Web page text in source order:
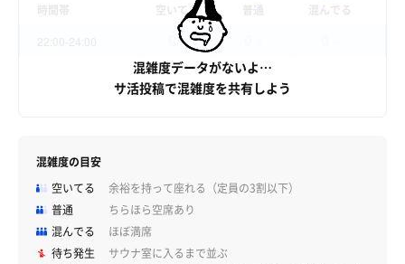
混雑度データがないよ…
サ活投稿で混雑度を共有しよう
空いてる
件
混雑度の目安
空いてる
余裕を持って座れる（定員の3割以下）
普通
ちらほら空席あり
混んでる
ほぼ満席
待ち発生
サウナ室に入るまで並ぶ